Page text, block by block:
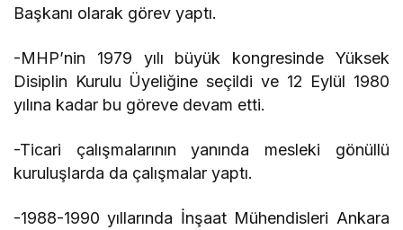
Başkanı olarak görev yaptı.
-MHP’nin 1979 yılı büyük kongresinde Yüksek
Disiplin Kurulu Üyeliğine seçildi ve 12 Eylül 1980
yılına kadar bu göreve devam etti.
-Ticari çalışmalarının yanında mesleki gönüllü
kuruluşlarda da çalışmalar yaptı.
-1988-1990 yıllarında İnşaat Mühendisleri Ankara